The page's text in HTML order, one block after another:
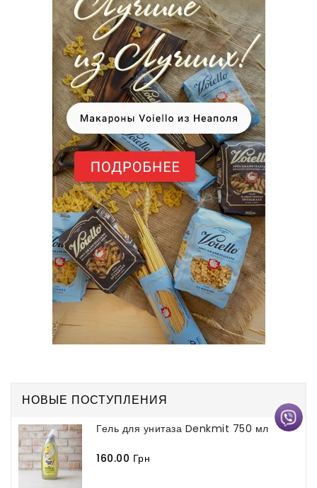
НОВЫЕ ПОСТУПЛЕНИЯ
Гель для унитаза Denkmit 750 мл
160.00 Грн